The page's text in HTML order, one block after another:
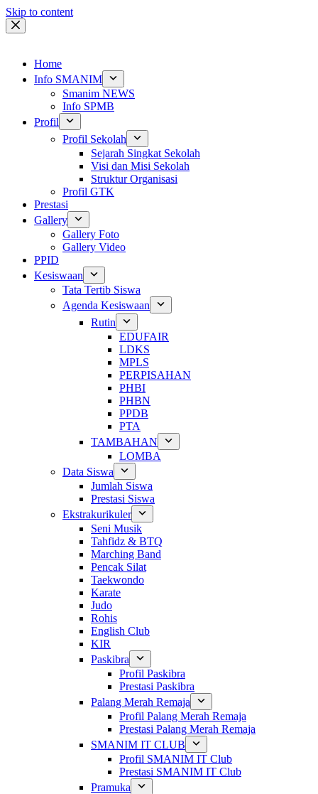
Skip to content
Home
Info SMANIM
Smanim NEWS
Info SPMB
Profil
Profil Sekolah
Sejarah Singkat Sekolah
Visi dan Misi Sekolah
Struktur Organisasi
Profil GTK
Prestasi
Gallery
Gallery Foto
Gallery Video
PPID
Kesiswaan
Tata Tertib Siswa
Agenda Kesiswaan
Rutin
EDUFAIR
LDKS
MPLS
PERPISAHAN
PHBI
PHBN
PPDB
PTA
TAMBAHAN
LOMBA
Data Siswa
Jumlah Siswa
Prestasi Siswa
Ekstrakurikuler
Seni Musik
Tahfidz & BTQ
Marching Band
Pencak Silat
Taekwondo
Karate
Judo
Rohis
English Club
KIR
Paskibra
Profil Paskibra
Prestasi Paskibra
Palang Merah Remaja
Profil Palang Merah Remaja
Prestasi Palang Merah Remaja
SMANIM IT CLUB
Profil SMANIM IT Club
Prestasi SMANIM IT Club
Pramuka